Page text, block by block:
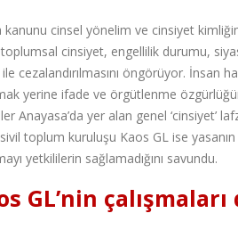
kanunu cinsel yönelim ve cinsiyet
cinsiyet, engellilik durumu,
cezalandırılmasını öngörüyor. İnsan
yerine ifade ve örgütlenme
Anayasa’da yer alan genel ‘cinsiyet’
toplum kuruluşu Kaos GL ise
yetkililerin sağlamadığını savundu.
GL’nin